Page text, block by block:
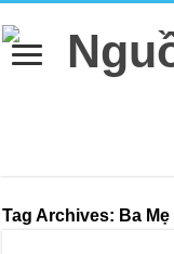
Tag Archives: Ba